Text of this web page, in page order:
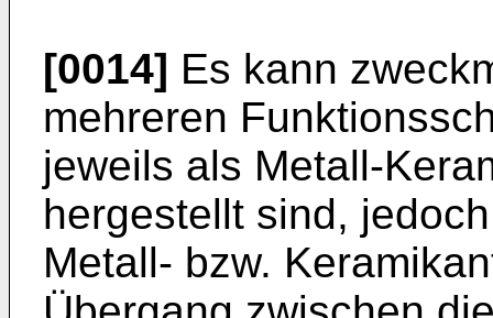
[0014] Es kann
mehreren
jeweils als Metall-
hergestellt sind,
Metall- bzw.